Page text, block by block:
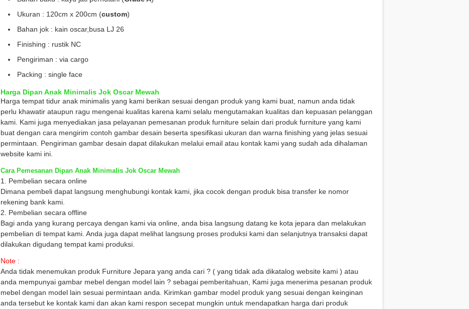
Ukuran : 120cm x 200cm (custom)
Bahan jok : kain oscar,busa LJ 26
Finishing : rustik NC
Pengiriman : via cargo
Packing : single face
Harga Dipan Anak Minimalis Jok Oscar Mewah
Harga tempat tidur anak minimalis yang kami berikan sesuai dengan produk yang kami buat, namun anda tidak
perlu khawatir ataupun ragu mengenai kualitas karena kami selalu mengutamakan kualitas dan kepuasan pelanggan
kami. Kami juga menyediakan jasa pelayanan pemesanan produk furniture selain dari produk furniture yang kami
buat dengan cara mengirim contoh gambar desain beserta spesifikasi ukuran dan warna finishing yang jelas sesuai
permintaan. Pengiriman gambar desain dapat dilakukan melalui email atau kontak kami yang sudah ada dihalaman
website kami ini.
Cara Pemesanan Dipan Anak Minimalis Jok Oscar Mewah
1. Pembelian secara online
Dimana pembeli dapat langsung menghubungi kontak kami, jika cocok dengan produk bisa transfer ke nomor
rekening bank kami.
2. Pembelian secara offline
Bagi anda yang kurang percaya dengan kami via online, anda bisa langsung datang ke kota jepara dan melakukan
pembelian di tempat kami. Anda juga dapat melihat langsung proses produksi kami dan selanjutnya transaksi dapat
dilakukan digudang tempat kami produksi.
Note :
Anda tidak menemukan produk Furniture Jepara yang anda cari ? ( yang tidak ada dikatalog website kami ) atau
anda mempunyai gambar mebel dengan model lain ? sebagai pemberitahuan, Kami juga menerima pesanan produk
mebel dengan model lain sesuai permintaan anda. Kirimkan gambar model produk yang sesuai dengan keinginan
anda tersebut ke kontak kami dan akan kami respon secepat mungkin untuk mendapatkan harga dari produk